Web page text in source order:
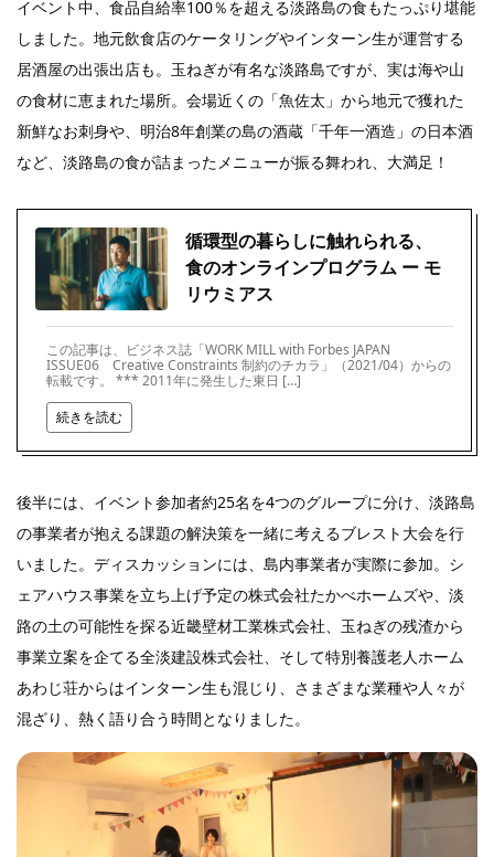
イベント中、食品自給率100％を超える淡路島の食もたっぷり堪能
しました。地元飲食店のケータリングやインターン生が運営する
居酒屋の出張出店も。玉ねぎが有名な淡路島ですが、実は海や山
の食材に恵まれた場所。会場近くの「魚佐太」から地元で獲れた
新鮮なお刺身や、明治8年創業の島の酒蔵「千年一酒造」の日本酒
など、淡路島の食が詰まったメニューが振る舞われ、大満足！
循環型の暮らしに触れられる、
食のオンラインプログラム ー モ
リウミアス
この記事は、ビジネス誌「WORK MILL with Forbes JAPAN
ISSUE06 Creative Constraints 制約のチカラ」（2021/04）からの
転載です。 *** 2011年に発生した東日 […]
続きを読む
後半には、イベント参加者約25名を4つのグループに分け、淡路島
の事業者が抱える課題の解決策を一緒に考えるブレスト大会を行
いました。ディスカッションには、島内事業者が実際に参加。シ
ェアハウス事業を立ち上げ予定の株式会社たかべホームズや、淡
路の土の可能性を探る近畿壁材工業株式会社、玉ねぎの残渣から
事業立案を企てる全淡建設株式会社、そして特別養護老人ホーム
あわじ荘からはインターン生も混じり、さまざまな業種や人々が
混ざり、熱く語り合う時間となりました。